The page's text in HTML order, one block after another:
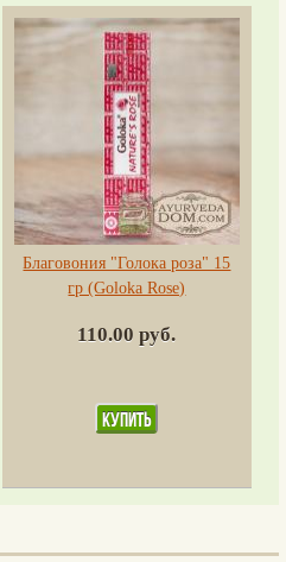
Благовония "Голока роза" 15
гр (Goloka Rose)
110.00 руб.